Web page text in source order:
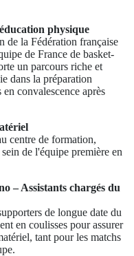
physique
de la Fédération française
de France de basket-
un parcours riche et
dans la préparation
convalescence après
centre de formation,
de l'équipe première en
– Assistants chargés du
de longue date du
en coulisses pour assurer
tant pour les matchs